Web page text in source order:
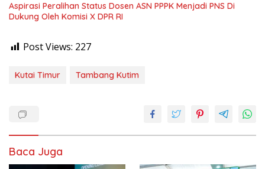
Aspirasi Peralihan Status Dosen ASN PPPK Menjadi PNS Di
Dukung Oleh Komisi X DPR RI
Post Views: 227
Kutai Timur Tambang Kutim
Baca Juga